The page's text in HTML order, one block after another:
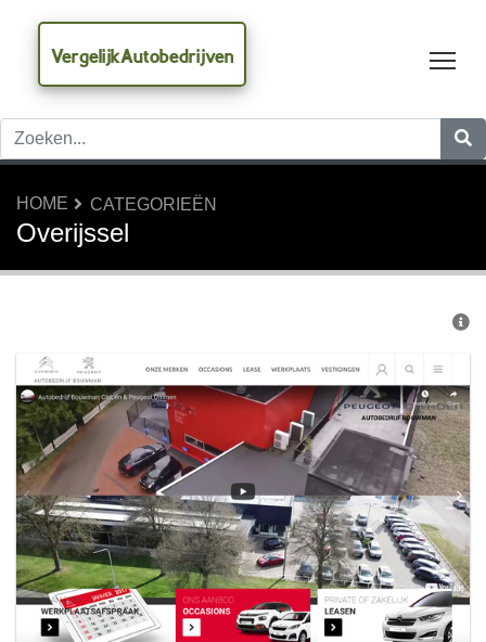
VergelijkAutobedrijven
HOME CATEGORIEËN
Overijssel